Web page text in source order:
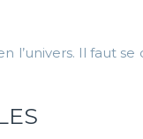
l’univers. Il faut